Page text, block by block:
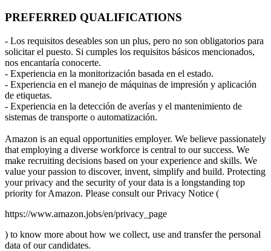
PREFERRED QUALIFICATIONS
- Los requisitos deseables son un plus, pero no son obligatorios para
solicitar el puesto. Si cumples los requisitos básicos mencionados,
nos encantaría conocerte.
- Experiencia en la monitorización basada en el estado.
- Experiencia en el manejo de máquinas de impresión y aplicación
de etiquetas.
- Experiencia en la detección de averías y el mantenimiento de
sistemas de transporte o automatización.
Amazon is an equal opportunities employer. We believe passionately
that employing a diverse workforce is central to our success. We
make recruiting decisions based on your experience and skills. We
value your passion to discover, invent, simplify and build. Protecting
your privacy and the security of your data is a longstanding top
priority for Amazon. Please consult our Privacy Notice (
https://www.amazon.jobs/en/privacy_page
) to know more about how we collect, use and transfer the personal
data of our candidates.